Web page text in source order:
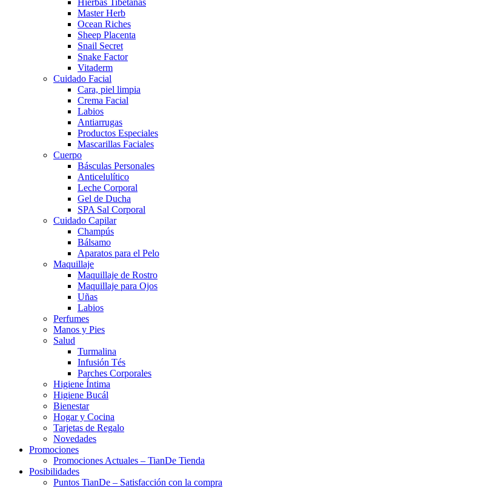
Hierbas Tibetanas
Master Herb
Ocean Riches
Sheep Placenta
Snail Secret
Snake Factor
Vitaderm
Cuidado Facial
Cara, piel limpia
Crema Facial
Labios
Antiarrugas
Productos Especiales
Mascarillas Faciales
Cuerpo
Básculas Personales
Anticelulítico
Leche Corporal
Gel de Ducha
SPA Sal Corporal
Cuidado Capilar
Champús
Bálsamo
Aparatos para el Pelo
Maquillaje
Maquillaje de Rostro
Maquillaje para Ojos
Uñas
Labios
Perfumes
Manos y Pies
Salud
Turmalina
Infusión Tés
Parches Corporales
Higiene Íntima
Higiene Bucál
Bienestar
Hogar y Cocina
Tarjetas de Regalo
Novedades
Promociones
Promociones Actuales – TianDe Tienda
Posibilidades
Puntos TianDe – Satisfacción con la compra